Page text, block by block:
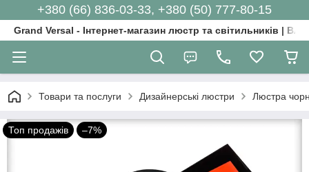
+380 (66) 836-03-33, +380 (50) 777-80-15
Grand Versal - Інтернет-магазин люстр та світильників |
Товари та послуги Дизайнерські люстри Люстра
Топ продажів –7%